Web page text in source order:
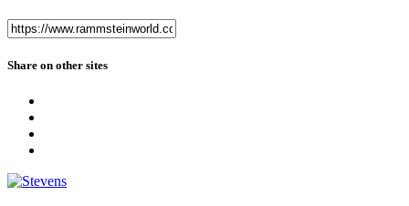
Share on other sites